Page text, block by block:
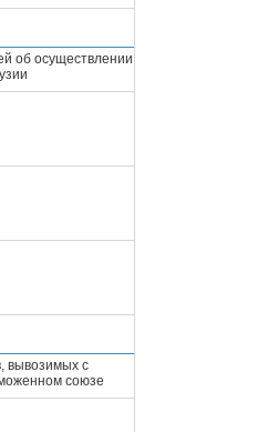
об осуществлении
вывозимых с
союзе